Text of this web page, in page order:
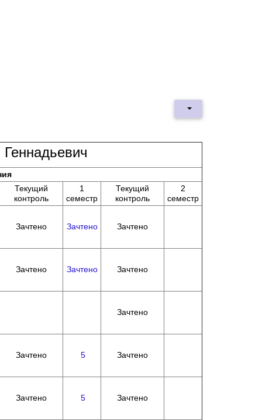
Текущий
контроль
1
семестр
Текущий
контроль
2
семестр
Зачтено Зачтено Зачтено
Зачтено Зачтено Зачтено
Зачтено
Зачтено 5 Зачтено
Зачтено 5 Зачтено